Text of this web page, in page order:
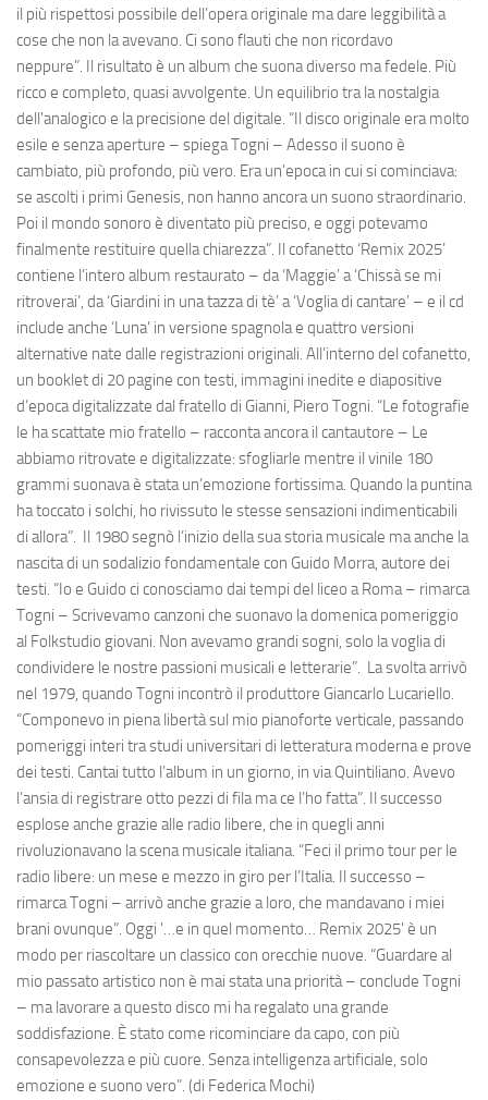
il più rispettosi possibile dell’opera originale ma dare leggibilità a
cose che non la avevano. Ci sono flauti che non ricordavo
neppure”. Il risultato è un album che suona diverso ma fedele. Più
ricco e completo, quasi avvolgente. Un equilibrio tra la nostalgia
dell'analogico e la precisione del digitale. “Il disco originale era molto
esile e senza aperture – spiega Togni – Adesso il suono è
cambiato, più profondo, più vero. Era un’epoca in cui si cominciava:
se ascolti i primi Genesis, non hanno ancora un suono straordinario.
Poi il mondo sonoro è diventato più preciso, e oggi potevamo
finalmente restituire quella chiarezza”. Il cofanetto ‘Remix 2025’
contiene l’intero album restaurato – da ‘Maggie’ a ‘Chissà se mi
ritroverai’, da ‘Giardini in una tazza di tè’ a ‘Voglia di cantare’ – e il cd
include anche ‘Luna’ in versione spagnola e quattro versioni
alternative nate dalle registrazioni originali. All’interno del cofanetto,
un booklet di 20 pagine con testi, immagini inedite e diapositive
d’epoca digitalizzate dal fratello di Gianni, Piero Togni. “Le fotografie
le ha scattate mio fratello – racconta ancora il cantautore – Le
abbiamo ritrovate e digitalizzate: sfogliarle mentre il vinile 180
grammi suonava è stata un’emozione fortissima. Quando la puntina
ha toccato i solchi, ho rivissuto le stesse sensazioni indimenticabili
di allora”. Il 1980 segnò l’inizio della sua storia musicale ma anche la
nascita di un sodalizio fondamentale con Guido Morra, autore dei
testi. “Io e Guido ci conosciamo dai tempi del liceo a Roma – rimarca
Togni – Scrivevamo canzoni che suonavo la domenica pomeriggio
al Folkstudio giovani. Non avevamo grandi sogni, solo la voglia di
condividere le nostre passioni musicali e letterarie”. La svolta arrivò
nel 1979, quando Togni incontrò il produttore Giancarlo Lucariello.
“Componevo in piena libertà sul mio pianoforte verticale, passando
pomeriggi interi tra studi universitari di letteratura moderna e prove
dei testi. Cantai tutto l’album in un giorno, in via Quintiliano. Avevo
l’ansia di registrare otto pezzi di fila ma ce l’ho fatta”. Il successo
esplose anche grazie alle radio libere, che in quegli anni
rivoluzionavano la scena musicale italiana. “Feci il primo tour per le
radio libere: un mese e mezzo in giro per l’Italia. Il successo –
rimarca Togni – arrivò anche grazie a loro, che mandavano i miei
brani ovunque”. Oggi '…e in quel momento… Remix 2025' è un
modo per riascoltare un classico con orecchie nuove. “Guardare al
mio passato artistico non è mai stata una priorità – conclude Togni
– ma lavorare a questo disco mi ha regalato una grande
soddisfazione. È stato come ricominciare da capo, con più
consapevolezza e più cuore. Senza intelligenza artificiale, solo
emozione e suono vero”. (di Federica Mochi)